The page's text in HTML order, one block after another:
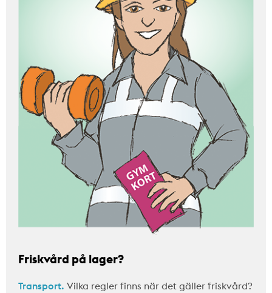
Friskvård på lager?
Transport. Vilka regler finns när det gäller friskvård?